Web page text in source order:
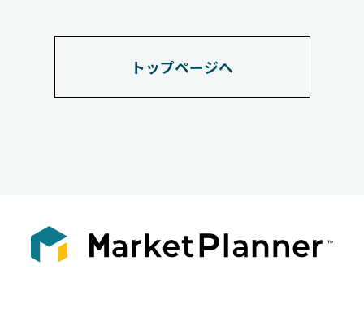
トップページへ